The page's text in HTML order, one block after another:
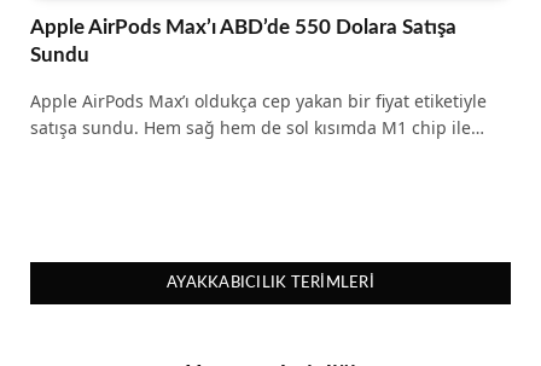
Apple AirPods Max’ı ABD’de 550 Dolara Satışa
Sundu
Apple AirPods Max’ı oldukça cep yakan bir fiyat etiketiyle
satışa sundu. Hem sağ hem de sol kısımda M1 chip ile…
AYAKKABICILIK TERIMLERI